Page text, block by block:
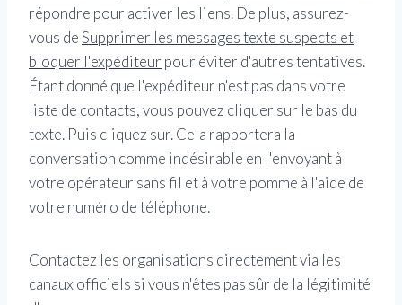
répondre pour activer les liens. De plus, assurez-
vous deSupprimer les messages texte suspects et
bloquer l'expéditeur pour éviter d'autres tentatives.
Étant donné que l'expéditeur n'est pas dans votre
liste de contacts, vous pouvez cliquer sur le bas du
texte. Puis cliquez sur. Cela rapportera la
conversation comme indésirable en l'envoyant à
votre opérateur sans fil et à votre pomme à l'aide de
votre numéro de téléphone.
Contactez les organisations directement via les
canaux officiels si vous n'êtes pas sûr de la légitimité